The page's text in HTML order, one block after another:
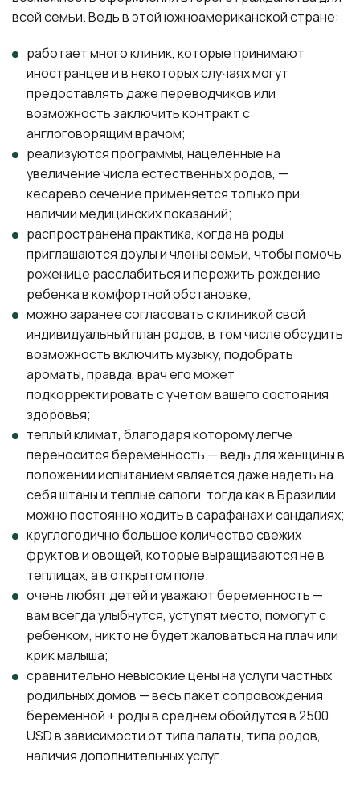
всей семьи. Ведь в этой южноамериканской стране:
работает много клиник, которые принимают
иностранцев и в некоторых случаях могут
предоставлять даже переводчиков или
возможность заключить контракт с
англоговорящим врачом;
реализуются программы, нацеленные на
увеличение числа естественных родов, —
кесарево сечение применяется только при
наличии медицинских показаний;
распространена практика, когда на роды
приглашаются доулы и члены семьи, чтобы помочь
роженице расслабиться и пережить рождение
ребенка в комфортной обстановке;
можно заранее согласовать с клиникой свой
индивидуальный план родов, в том числе обсудить
возможность включить музыку, подобрать
ароматы, правда, врач его может
подкорректировать с учетом вашего состояния
здоровья;
теплый климат, благодаря которому легче
переносится беременность — ведь для женщины в
положении испытанием является даже надеть на
себя штаны и теплые сапоги, тогда как в Бразилии
можно постоянно ходить в сарафанах и сандалиях;
круглогодично большое количество свежих
фруктов и овощей, которые выращиваются не в
теплицах, а в открытом поле;
очень любят детей и уважают беременность —
вам всегда улыбнутся, уступят место, помогут с
ребенком, никто не будет жаловаться на плач или
крик малыша;
сравнительно невысокие цены на услуги частных
родильных домов — весь пакет сопровождения
беременной + роды в среднем обойдутся в 2500
USD в зависимости от типа палаты, типа родов,
наличия дополнительных услуг.